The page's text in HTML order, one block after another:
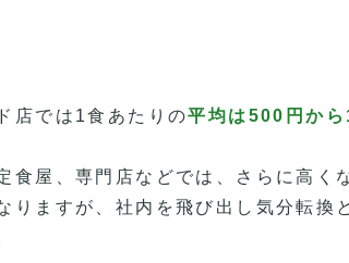
店では1食あたりの平均は500円か
食屋、専門店などでは、さらに高く
りますが、社内を飛び出し気分転換